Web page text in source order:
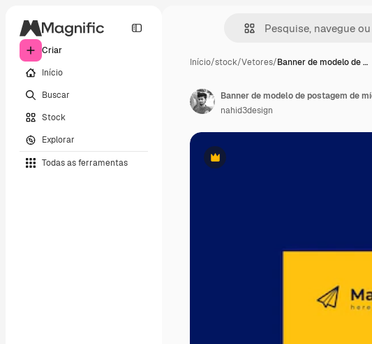
Criar
Início
Buscar
Stock
Explorar
Todas as ferramentas
Início/stock/Vetores/Banner de modelo de …
Premium
nahid3design